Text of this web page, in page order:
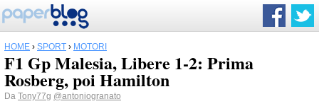
HOME › SPORT › MOTORI
F1 Gp Malesia, Libere 1-2: Prima
Rosberg, poi Hamilton
Da Tony77g @antoniogranato